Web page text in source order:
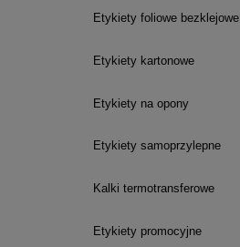
Etykiety foliowe bezklejowe
Etykiety kartonowe
Etykiety na opony
Etykiety samoprzylepne
Kalki termotransferowe
Etykiety promocyjne